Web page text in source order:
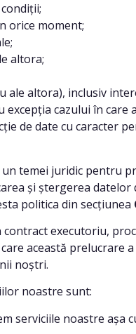
orice moment;
altora;
ale altora), inclusiv
cazului în care
de date cu caracter
juridic pentru
și ștergerea
politica din secțiunea
executoriu,
această
noștri.
noastre sunt:
serviciile noastre așa